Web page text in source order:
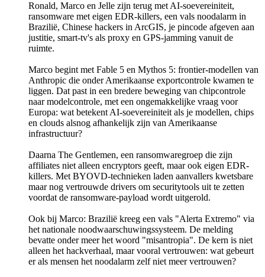
Ronald, Marco en Jelle zijn terug met AI-soevereiniteit,
ransomware met eigen EDR-killers, een vals noodalarm in
Brazilië, Chinese hackers in ArcGIS, je pincode afgeven aan
justitie, smart-tv's als proxy en GPS-jamming vanuit de
ruimte.
Marco begint met Fable 5 en Mythos 5: frontier-modellen van
Anthropic die onder Amerikaanse exportcontrole kwamen te
liggen. Dat past in een bredere beweging van chipcontrole
naar modelcontrole, met een ongemakkelijke vraag voor
Europa: wat betekent AI-soevereiniteit als je modellen, chips
en clouds alsnog afhankelijk zijn van Amerikaanse
infrastructuur?
Daarna The Gentlemen, een ransomwaregroep die zijn
affiliates niet alleen encryptors geeft, maar ook eigen EDR-
killers. Met BYOVD-technieken laden aanvallers kwetsbare
maar nog vertrouwde drivers om securitytools uit te zetten
voordat de ransomware-payload wordt uitgerold.
Ook bij Marco: Brazilië kreeg een vals "Alerta Extremo" via
het nationale noodwaarschuwingssysteem. De melding
bevatte onder meer het woord "misantropia". De kern is niet
alleen het hackverhaal, maar vooral vertrouwen: wat gebeurt
er als mensen het noodalarm zelf niet meer vertrouwen?